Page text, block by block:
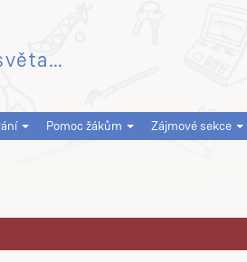
Pomoc žákům Zájmové sekce